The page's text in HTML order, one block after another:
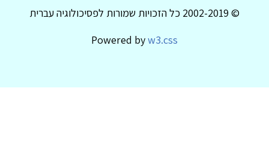
© 2002-2019 כל הזכויות שמורות לפסיכולוגיה עברית
Powered byw3.css